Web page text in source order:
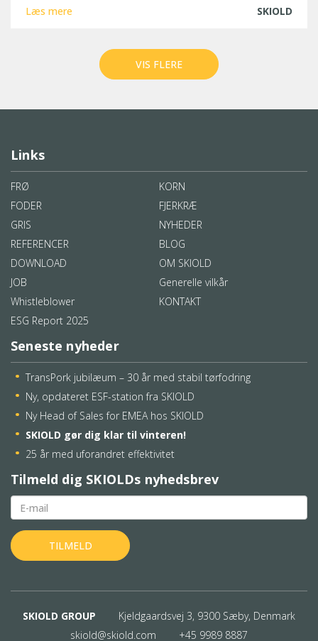
Læs mere SKIOLD
VIS FLERE
Links
FRØ
KORN
FODER
FJERKRÆ
GRIS
NYHEDER
REFERENCER
BLOG
DOWNLOAD
OM SKIOLD
JOB
Generelle vilkår
Whistleblower
KONTAKT
ESG Report 2025
Seneste nyheder
TransPork jubilæum – 30 år med stabil tørfodring
Ny, opdateret ESF-station fra SKIOLD
Ny Head of Sales for EMEA hos SKIOLD
SKIOLD gør dig klar til vinteren!
25 år med uforandret effektivitet
Tilmeld dig SKIOLDs nyhedsbrev
SKIOLD GROUP
Kjeldgaardsvej 3, 9300 Sæby, Denmark
skiold@skiold.com
+45 9989 8887